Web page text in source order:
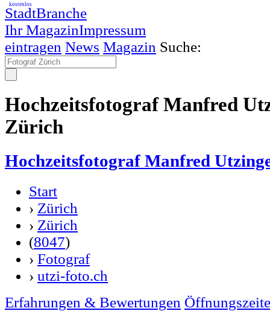
StadtBranche
Ihr MagazinImpressum
kostenlos
eintragen News Magazin Suche:
Hochzeitsfotograf Manfred
Zürich
Hochzeitsfotograf Manfred
Start
› Zürich
› Zürich
(8047)
› Fotograf
› utzi-foto.ch
Erfahrungen & Bewertungen